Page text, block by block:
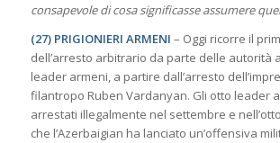
consapevole di cosa significasse assumere
(27) PRIGIONIERI ARMENI – Oggi ricorre il
dell’arresto arbitrario da parte delle autorità
leader armeni, a partire dall’arresto
filantropo Ruben Vardanyan. Gli otto leader
arrestati illegalmente nel settembre e
che l’Azerbaigian ha lanciato un’offensiva